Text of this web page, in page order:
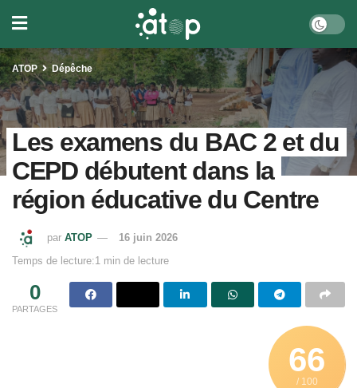
ATOP Dépêche
Les examens du BAC 2 et du
CEPD débutent dans la
région éducative du Centre
par ATOP
16 juin 2026
Temps de lecture:1 min de lecture
0
PARTAGES
66
/ 100